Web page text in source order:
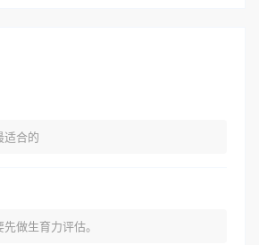
适合的
做生育力评估。